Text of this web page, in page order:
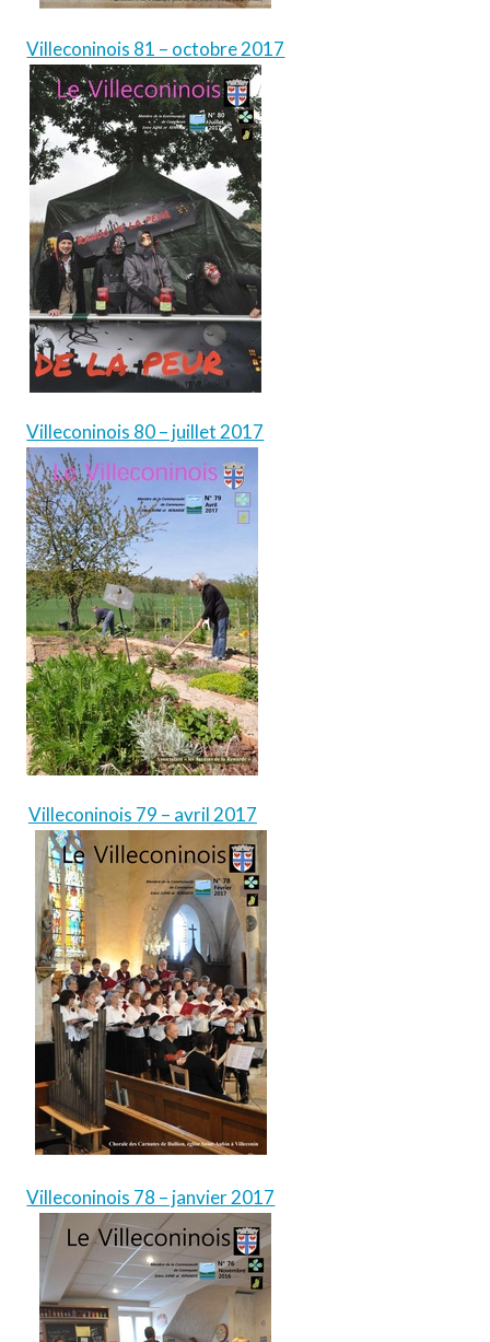
Villeconinois 81 – octobre 2017
Villeconinois 80 – juillet 2017
Villeconinois 79 – avril 2017
Villeconinois 78 – janvier 2017